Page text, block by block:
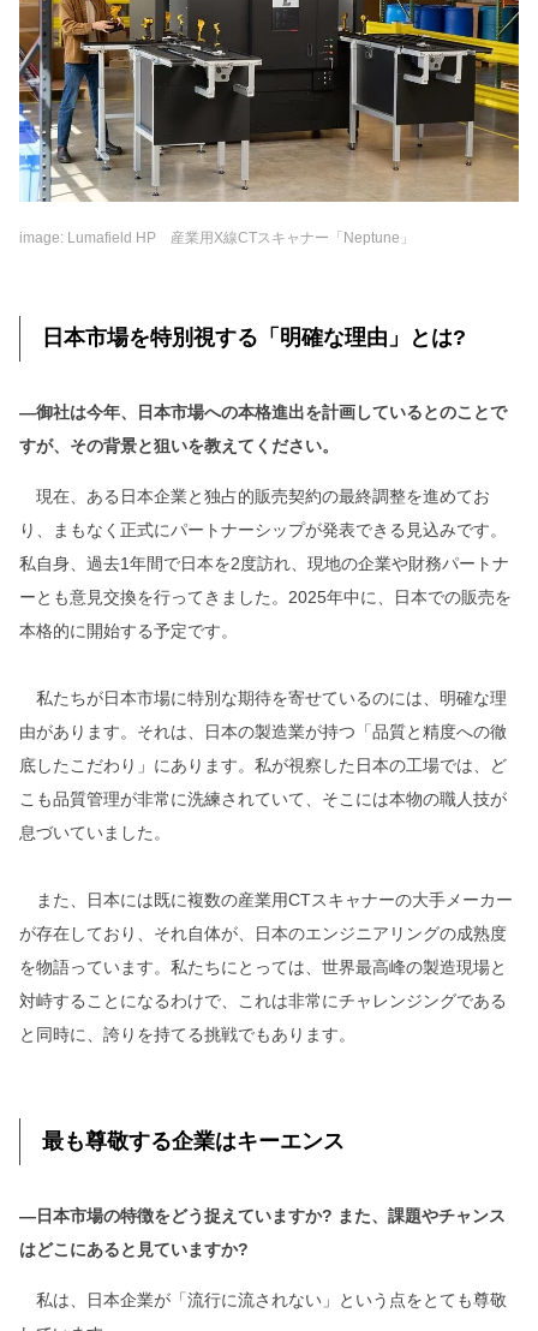
image: Lumafield HP 産業用X線CTスキャナー「Neptune」
日本市場を特別視する「明確な理由」とは?
―御社は今年、日本市場への本格進出を計画しているとのことで
すが、その背景と狙いを教えてください。
現在、ある日本企業と独占的販売契約の最終調整を進めてお
り、まもなく正式にパートナーシップが発表できる見込みです。
私自身、過去1年間で日本を2度訪れ、現地の企業や財務パートナ
ーとも意見交換を行ってきました。2025年中に、日本での販売を
本格的に開始する予定です。
私たちが日本市場に特別な期待を寄せているのには、明確な理
由があります。それは、日本の製造業が持つ「品質と精度への徹
底したこだわり」にあります。私が視察した日本の工場では、ど
こも品質管理が非常に洗練されていて、そこには本物の職人技が
息づいていました。
また、日本には既に複数の産業用CTスキャナーの大手メーカー
が存在しており、それ自体が、日本のエンジニアリングの成熟度
を物語っています。私たちにとっては、世界最高峰の製造現場と
対峙することになるわけで、これは非常にチャレンジングである
と同時に、誇りを持てる挑戦でもあります。
最も尊敬する企業はキーエンス
―日本市場の特徴をどう捉えていますか? また、課題やチャンス
はどこにあると見ていますか?
私は、日本企業が「流行に流されない」という点をとても尊敬